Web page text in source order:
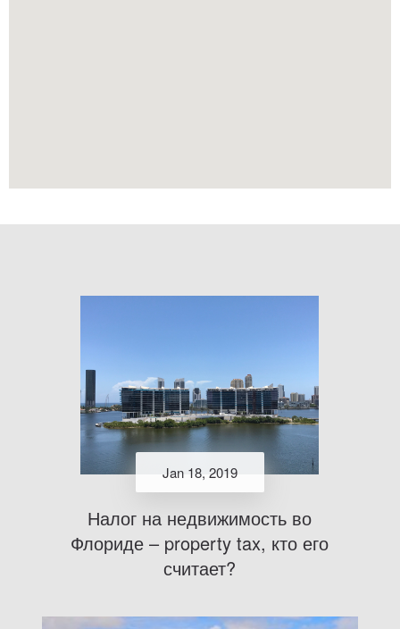
Jan 18, 2019
Налог на недвижимость во
Флориде – property tax, кто его
считает?